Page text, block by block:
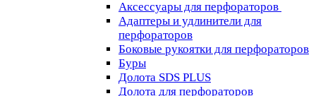
Аксессуары для перфораторов
Адаптеры и удлинители для
перфораторов
Боковые рукоятки для перфораторов
Буры
Долота SDS PLUS
Долота для перфораторов